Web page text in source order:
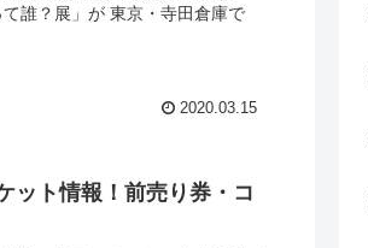
誰？展」が 東京・寺田倉庫で
2020.03.15
ット情報！前売り券・コ